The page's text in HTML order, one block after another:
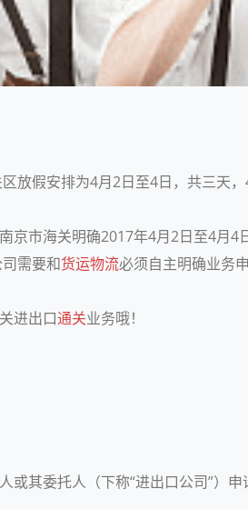
放假安排为4月2日至4日，共三天，
京市海关明确2017年4月2日至4月
需要和货运物流必须自主明确业务
进出口通关业务哦！
人或其委托人（下称“进出口公司”）